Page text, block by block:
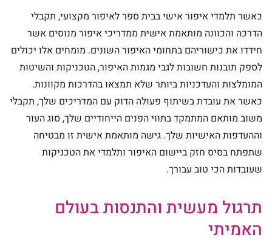
כאשר תלמדי איפור אישי בבית ספר לאיפור מקצועי, תקבלי
הדרכה והכוונה מותאמת אישית ממדריכי איפור מנוסים אשר
חידדו את כישוריהם בתחומי האיפור השונים. מומחים אלו יכולים
לספק תובנות חשובות לגבי מגמות האיפור, הטכניקות והשיטות
המומלצות והעדכניות ביותר שלא תמצאו בהדרכות מקוונות.
כאשר את עובדת בשיתוף פעולה הדוק עם המדריכים שלך, תקבלי
משוב מותאם המתמקד בתווי הפנים הייחודיים שלך, סוג העור
וההעדפות האישיות שלך. גישה מותאמת אישית זו מבטיחה
שתפתח בסיס חזק ביישום האיפור ותלמדי את הטכניקות
שעובדות הכי טוב עבורך.
תרגול מעשית והתנסות בעולם
האמיתי